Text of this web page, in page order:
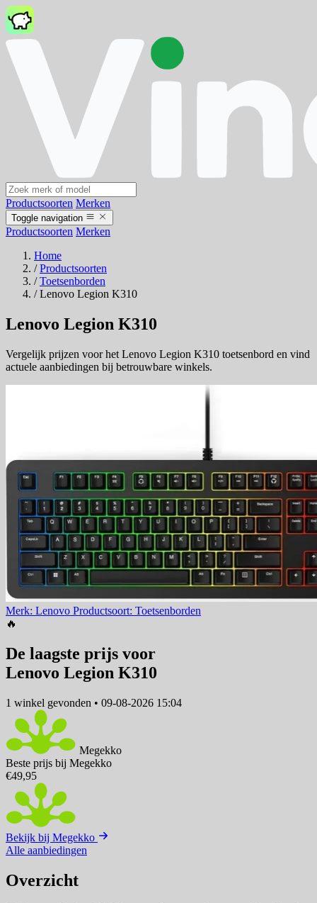
Productsoorten Merken
Toggle navigation
Productsoorten Merken
Home
/ Productsoorten
/ Toetsenborden
/ Lenovo Legion K310
Lenovo Legion K310
Vergelijk prijzen voor het Lenovo Legion K310 toetsenbord en vind
actuele aanbiedingen bij betrouwbare winkels.
Merk: Lenovo Productsoort: Toetsenborden
🔥
De laagste prijs voor
Lenovo Legion K310
1 winkel gevonden • 09-08-2026 15:04
Megekko
Beste prijs bij Megekko
€49,95
Bekijk bij Megekko
Alle aanbiedingen
Overzicht